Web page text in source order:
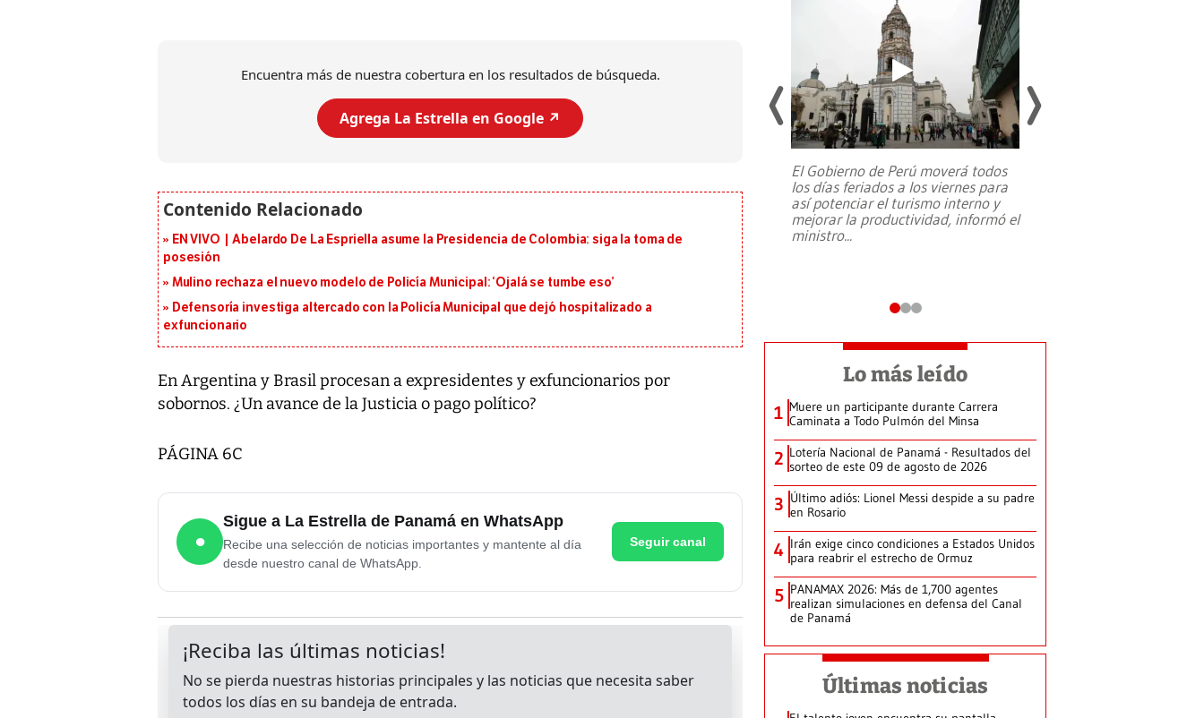
Encuentra más de nuestra cobertura en los resultados de búsqueda.
Agrega La Estrella en Google ↗️
EN VIVO | Abelardo De La Espriella asume la Presidencia de Colombia: siga la toma de
posesión
Mulino rechaza el nuevo modelo de Policía Municipal: ‘Ojalá se tumbe eso’
Defensoría investiga altercado con la Policía Municipal que dejó hospitalizado a
exfuncionario
En Argentina y Brasil procesan a expresidentes y exfuncionarios por
sobornos. ¿Un avance de la Justicia o pago político?
PÁGINA 6C
●
Sigue a La Estrella de Panamá en WhatsApp
Recibe una selección de noticias importantes y mantente al día
desde nuestro canal de WhatsApp.
Seguir canal
Entre recuerdos y escuetas
da Silva, oficializó este domingo su
El Gobierno de Perú moverá todos
los días feriados a los viernes para
así potenciar el turismo interno y
mejorar la productividad, informó el
ministro...
Lo más leído
1 Muere un participante durante Carrera
Caminata a Todo Pulmón del Minsa
2 Lotería Nacional de Panamá - Resultados del
sorteo de este 09 de agosto de 2026
3 Último adiós: Lionel Messi despide a su padre
en Rosario
4 Irán exige cinco condiciones a Estados Unidos
para reabrir el estrecho de Ormuz
5 PANAMAX 2026: Más de 1,700 agentes
realizan simulaciones en defensa del Canal
de Panamá
Últimas noticias